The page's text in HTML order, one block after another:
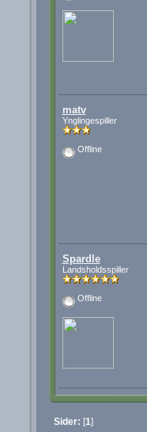
matv
Ynglingespiller
Offline
Spardle
Landsholdsspiller
Offline
Sider: [1]